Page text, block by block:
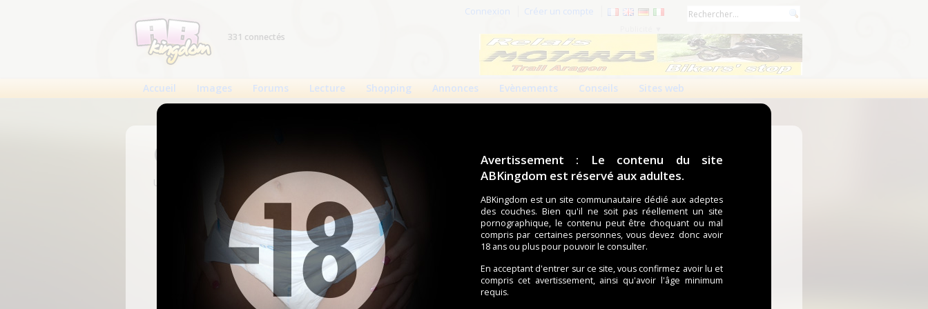
Avertissement : Le contenu du site
ABKingdom est réservé aux adultes.
ABKingdom est un site communautaire dédié aux adeptes
des couches. Bien qu'il ne soit pas réellement un site
pornographique, le contenu peut être choquant ou mal
compris par certaines personnes, vous devez donc avoir
18 ans ou plus pour pouvoir le consulter.
En acceptant d'entrer sur ce site, vous confirmez avoir lu et
compris cet avertissement, ainsi qu'avoir l'âge minimum
requis.
Connexion Créer un compte
331 connectés
Accueil Images Forums Lecture Shopping Annonces Evènements Conseils Sites web
Connexion
Un compte est nécessaire pour voir cette page.
Nom d'utilisateur
Mot de passe